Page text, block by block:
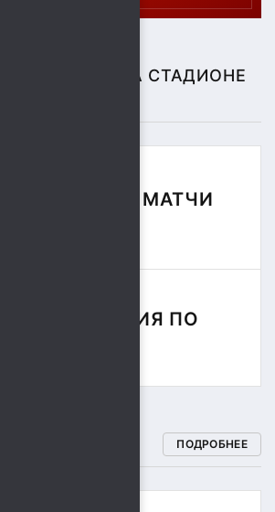
СОБЫТИЯ НА СТАДИОНЕ
ФУТБОЛЬНЫЕ МАТЧИ
СОРЕВНОВАНИЯ ПО
ПОДРОБНЕЕ